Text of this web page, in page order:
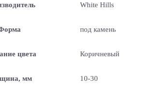
White Hills
под камень
цвета Коричневый
мм 10-30